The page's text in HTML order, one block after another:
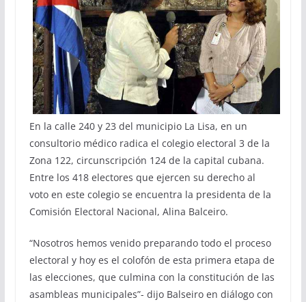
En la calle 240 y 23 del municipio La Lisa, en un
consultorio médico radica el colegio electoral 3 de la
Zona 122, circunscripción 124 de la capital cubana.
Entre los 418 electores que ejercen su derecho al
voto en este colegio se encuentra la presidenta de la
Comisión Electoral Nacional, Alina Balceiro.
“Nosotros hemos venido preparando todo el proceso
electoral y hoy es el colofón de esta primera etapa de
las elecciones, que culmina con la constitución de las
asambleas municipales”- dijo Balseiro en diálogo con